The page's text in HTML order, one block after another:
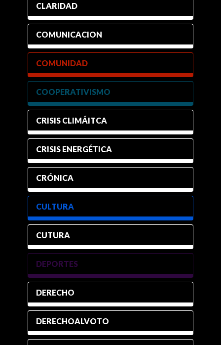
CLARIDAD
COMUNICACION
COMUNIDAD
COOPERATIVISMO
CRISIS CLIMÁITCA
CRISIS ENERGÉTICA
CRÓNICA
CULTURA
CUTURA
DEPORTES
DERECHO
DERECHOALVOTO